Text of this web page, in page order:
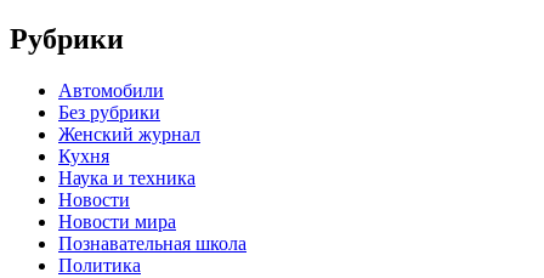
Рубрики
Автомобили
Без рубрики
Женский журнал
Кухня
Наука и техника
Новости
Новости мира
Познавательная школа
Политика